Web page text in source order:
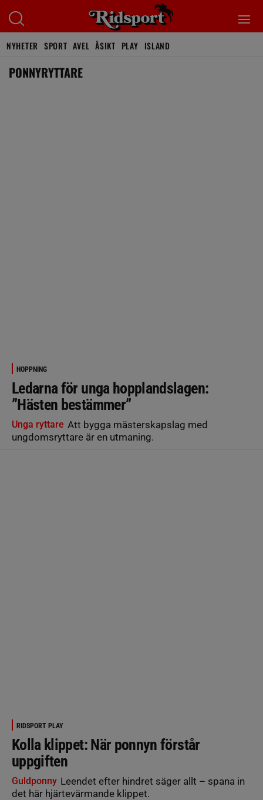
NYHETER SPORT AVEL ÅSIKT PLAY ISLAND
PONNYRYTTARE
HOPPNING
Ledarna för unga hopplandslagen:
”Hästen bestämmer”
Unga ryttare Att bygga mästerskapslag med
ungdomsryttare är en utmaning.
RIDSPORT PLAY
Kolla klippet: När ponnyn förstår
uppgiften
Guldponny Leendet efter hindret säger allt – spana in
det här hjärtevärmande klippet.